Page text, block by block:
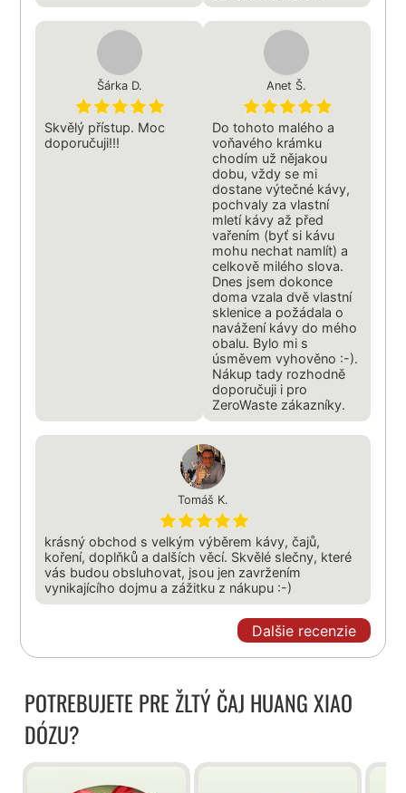
Šárka D.
Skvělý přístup. Moc
doporučuji!!!
Anet Š.
Do tohoto malého a
voňavého krámku
chodím už nějakou
dobu, vždy se mi
dostane výtečné kávy,
pochvaly za vlastní
mletí kávy až před
vařením (byť si kávu
mohu nechat namlít) a
celkově milého slova.
Dnes jsem dokonce
doma vzala dvě vlastní
sklenice a požádala o
navážení kávy do mého
obalu. Bylo mi s
úsměvem vyhověno :-).
Nákup tady rozhodně
doporučuji i pro
ZeroWaste zákazníky.
Tomáš K.
krásný obchod s velkým výběrem kávy, čajů,
koření, doplňků a dalších věcí. Skvělé slečny, které
vás budou obsluhovat, jsou jen zavržením
vynikajícího dojmu a zážitku z nákupu :-)
Dalšie recenzie
POTREBUJETE PRE ŽLTÝ ČAJ HUANG XIAO
DÓZU?